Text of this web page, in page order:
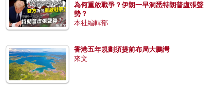
為何重啟戰爭？伊朗一早洞悉特朗普虛張聲
勢？
本社編輯部
香港五年規劃須提前布局大鵬灣
來文